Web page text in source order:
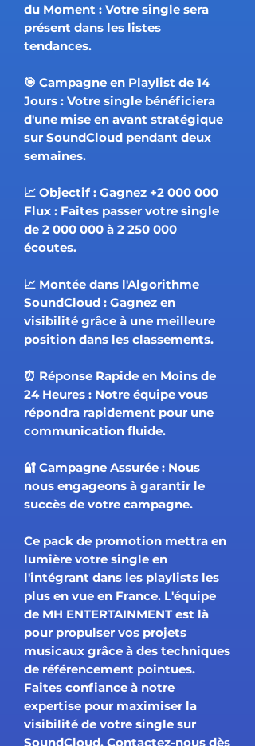
du Moment : Votre single sera
présent dans les listes
tendances.
🎯 Campagne en Playlist de 14
Jours : Votre single bénéficiera
d'une mise en avant stratégique
sur SoundCloud pendant deux
semaines.
📈 Objectif : Gagnez +2 000 000
Flux : Faites passer votre single
de 2 000 000 à 2 250 000
écoutes.
📈 Montée dans l'Algorithme
SoundCloud : Gagnez en
visibilité grâce à une meilleure
position dans les classements.
⏰ Réponse Rapide en Moins de
24 Heures : Notre équipe vous
répondra rapidement pour une
communication fluide.
🔐 Campagne Assurée : Nous
nous engageons à garantir le
succès de votre campagne.
Ce pack de promotion mettra en
lumière votre single en
l'intégrant dans les playlists les
plus en vue en France. L'équipe
de MH ENTERTAINMENT est là
pour propulser vos projets
musicaux grâce à des techniques
de référencement pointues.
Faites confiance à notre
expertise pour maximiser la
visibilité de votre single sur
SoundCloud. Contactez-nous dès